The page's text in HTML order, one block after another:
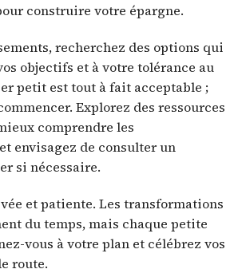
construire votre épargne.
recherchez des options qui
objectifs et à votre tolérance au
petit est tout à fait acceptable ;
Explorez des ressources
comprendre les
envisagez de consulter un
si nécessaire.
et patiente. Les transformations
du temps, mais chaque petite
vous à votre plan et célébrez vos
route.